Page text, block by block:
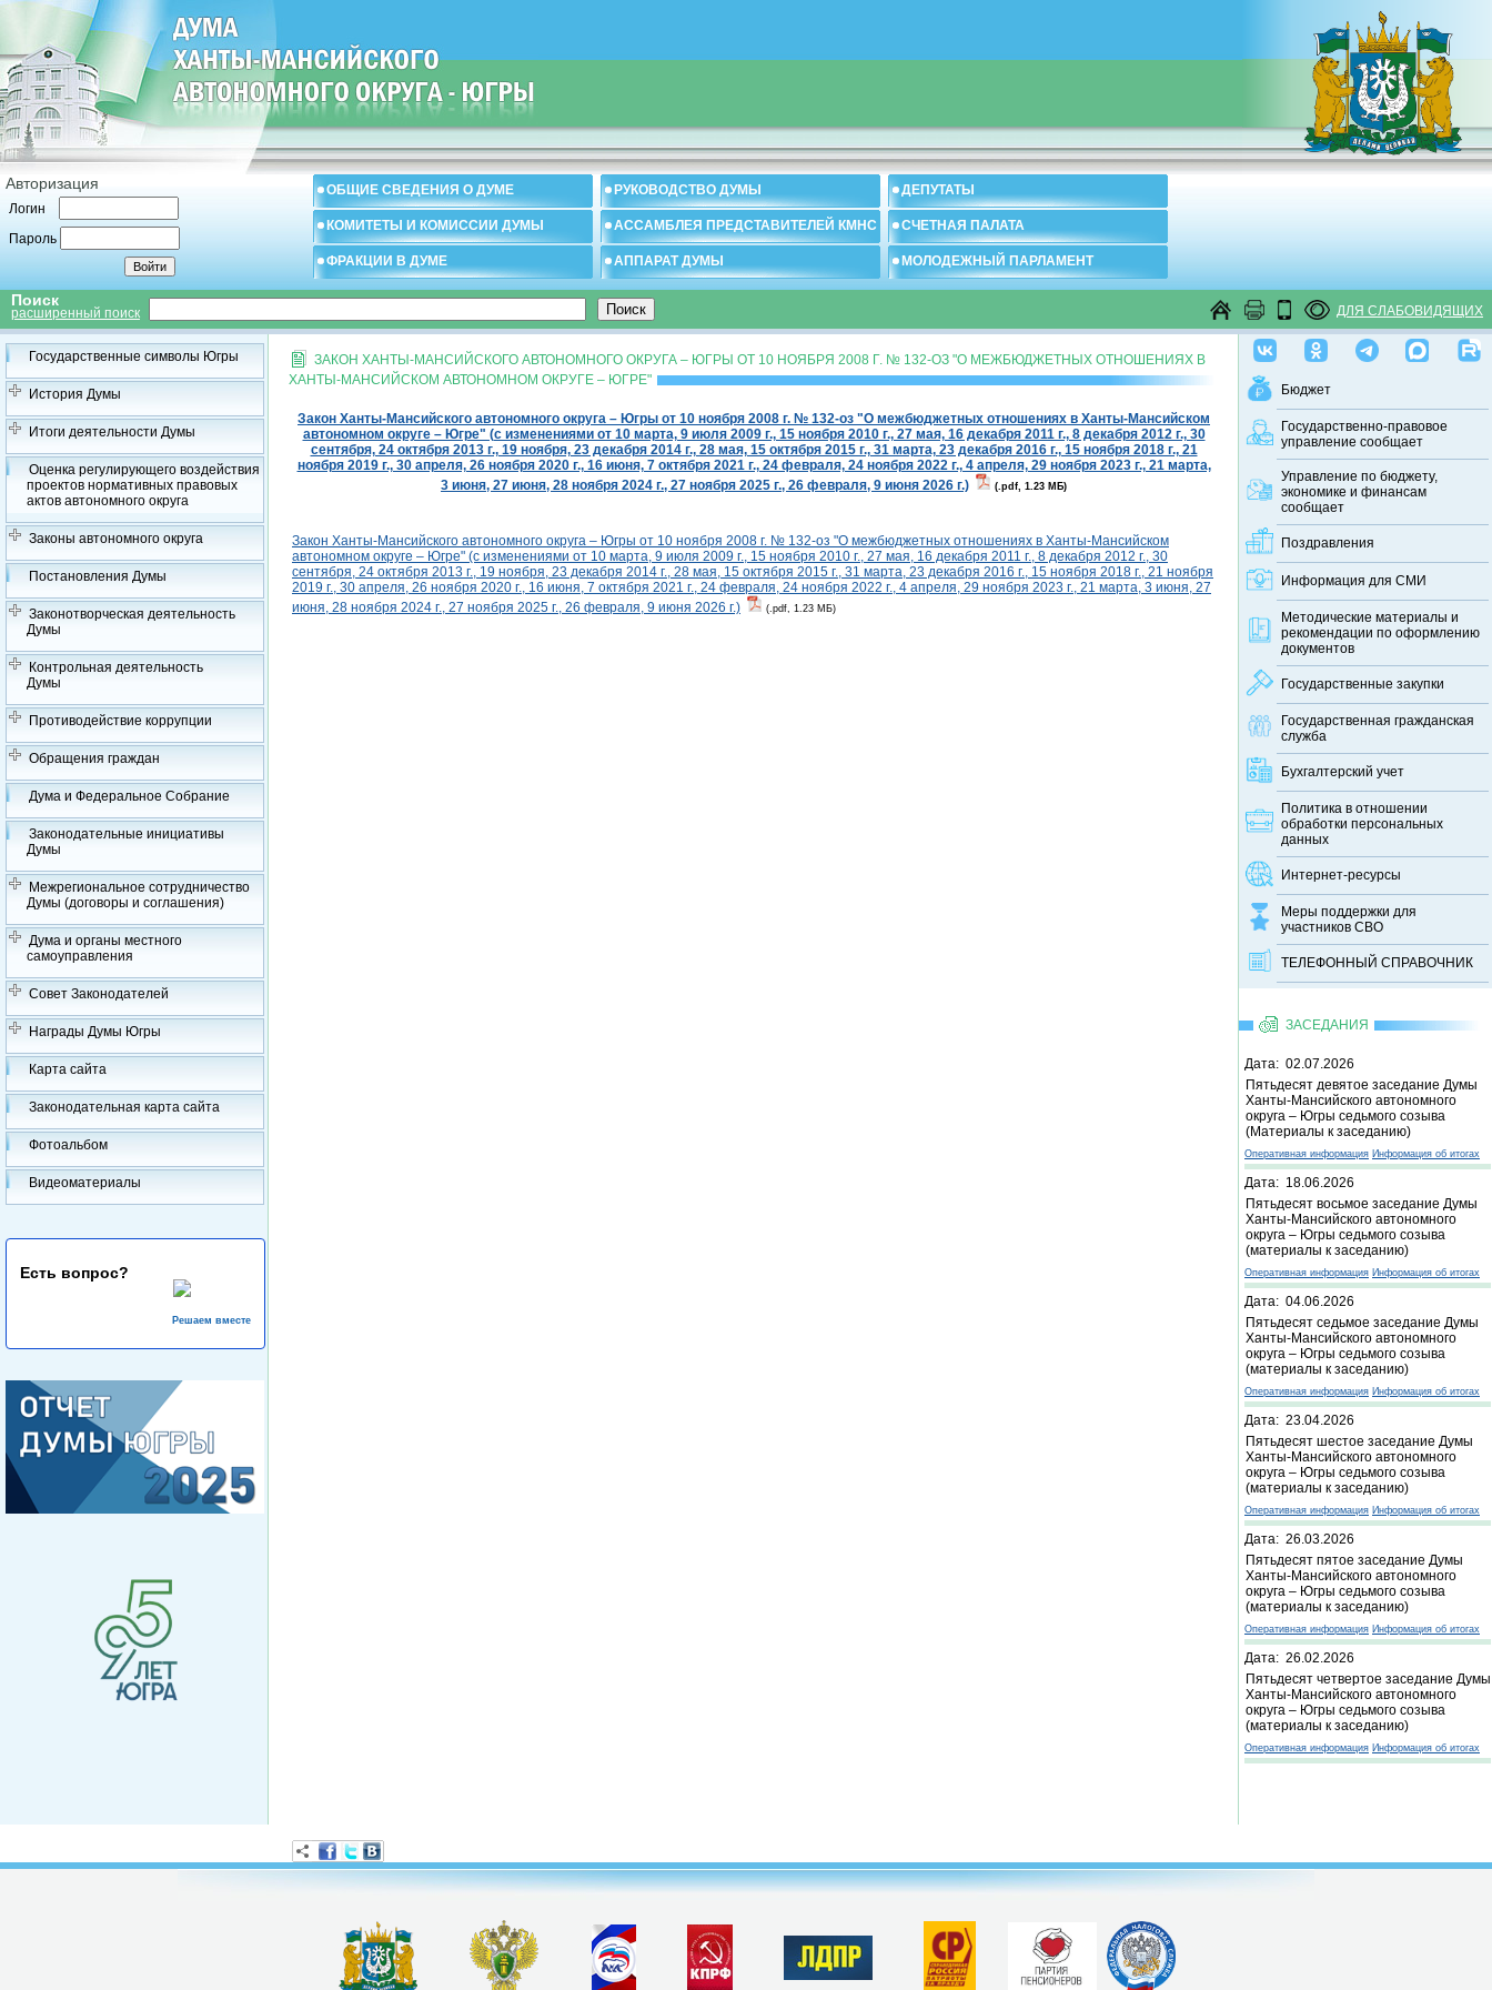
Авторизация
Логин
Пароль
ОБЩИЕ СВЕДЕНИЯ О ДУМЕ РУКОВОДСТВО ДУМЫ ДЕПУТАТЫ
КОМИТЕТЫ И КОМИССИИ ДУМЫ АССАМБЛЕЯ ПРЕДСТАВИТЕЛЕЙ КМНС СЧЕТНАЯ ПАЛАТА
ФРАКЦИИ В ДУМЕ АППАРАТ ДУМЫ МОЛОДЕЖНЫЙ ПАРЛАМЕНТ
Поиск
расширенный поиск ДЛЯ СЛАБОВИДЯЩИХ
Государственные символы Югры
История Думы
Итоги деятельности Думы
Оценка регулирующего воздействия
проектов нормативных правовых
актов автономного округа
Законы автономного округа
Постановления Думы
Законотворческая деятельность
Думы
Контрольная деятельность
Думы
Противодействие коррупции
Обращения граждан
Дума и Федеральное Собрание
Законодательные инициативы
Думы
Межрегиональное сотрудничество
Думы (договоры и соглашения)
Дума и органы местного
самоуправления
Совет Законодателей
Награды Думы Югры
Карта сайта
Законодательная карта сайта
Фотоальбом
Видеоматериалы
Есть вопрос?
Решаем вместе
Бюджет
Государственно-правовое
управление сообщает
Управление по бюджету,
экономике и финансам
сообщает
Поздравления
Информация для СМИ
Методические материалы и
рекомендации по оформлению
документов
Государственные закупки
Государственная гражданская
служба
Бухгалтерский учет
Политика в отношении
обработки персональных
данных
Интернет-ресурсы
Меры поддержки для
участников СВО
ТЕЛЕФОННЫЙ CПРАВОЧНИК
ЗАСЕДАНИЯ
Дата: 02.07.2026
Пятьдесят девятое заседание Думы
Ханты-Мансийского автономного
округа – Югры седьмого созыва
(Материалы к заседанию)
Оперативная информация Информация об итогах
Дата: 18.06.2026
Пятьдесят восьмое заседание Думы
Ханты-Мансийского автономного
округа – Югры седьмого созыва
(материалы к заседанию)
Оперативная информация Информация об итогах
Дата: 04.06.2026
Пятьдесят седьмое заседание Думы
Ханты-Мансийского автономного
округа – Югры седьмого созыва
(материалы к заседанию)
Оперативная информация Информация об итогах
Дата: 23.04.2026
Пятьдесят шестое заседание Думы
Ханты-Мансийского автономного
округа – Югры седьмого созыва
(материалы к заседанию)
Оперативная информация Информация об итогах
Дата: 26.03.2026
Пятьдесят пятое заседание Думы
Ханты-Мансийского автономного
округа – Югры седьмого созыва
(материалы к заседанию)
Оперативная информация Информация об итогах
Дата: 26.02.2026
Пятьдесят четвертое заседание Думы
Ханты-Мансийского автономного
округа – Югры седьмого созыва
(материалы к заседанию)
Оперативная информация Информация об итогах
ЗАКОН ХАНТЫ-МАНСИЙСКОГО АВТОНОМНОГО ОКРУГА – ЮГРЫ ОТ 10 НОЯБРЯ 2008 Г. № 132-ОЗ "О МЕЖБЮДЖЕТНЫХ ОТНОШЕНИЯХ В
ХАНТЫ-МАНСИЙСКОМ АВТОНОМНОМ ОКРУГЕ – ЮГРЕ"
Закон Ханты-Мансийского автономного округа – Югры от 10 ноября 2008 г. № 132-оз "О межбюджетных отношениях в Ханты-Мансийском
автономном округе – Югре" (с изменениями от 10 марта, 9 июля 2009 г., 15 ноября 2010 г., 27 мая, 16 декабря 2011 г., 8 декабря 2012 г., 30
сентября, 24 октября 2013 г., 19 ноября, 23 декабря 2014 г., 28 мая, 15 октября 2015 г., 31 марта, 23 декабря 2016 г., 15 ноября 2018 г., 21
ноября 2019 г., 30 апреля, 26 ноября 2020 г., 16 июня, 7 октября 2021 г., 24 февраля, 24 ноября 2022 г., 4 апреля, 29 ноября 2023 г., 21 марта,
3 июня, 27 июня, 28 ноября 2024 г., 27 ноября 2025 г., 26 февраля, 9 июня 2026 г.)
(.pdf, 1.23 МБ)
Закон Ханты-Мансийского автономного округа – Югры от 10 ноября 2008 г. № 132-оз "О межбюджетных отношениях в Ханты-Мансийском
автономном округе – Югре" (с изменениями от 10 марта, 9 июля 2009 г., 15 ноября 2010 г., 27 мая, 16 декабря 2011 г., 8 декабря 2012 г., 30
сентября, 24 октября 2013 г., 19 ноября, 23 декабря 2014 г., 28 мая, 15 октября 2015 г., 31 марта, 23 декабря 2016 г., 15 ноября 2018 г., 21 ноября
2019 г., 30 апреля, 26 ноября 2020 г., 16 июня, 7 октября 2021 г., 24 февраля, 24 ноября 2022 г., 4 апреля, 29 ноября 2023 г., 21 марта, 3 июня, 27
июня, 28 ноября 2024 г., 27 ноября 2025 г., 26 февраля, 9 июня 2026 г.)
(.pdf, 1.23 МБ)